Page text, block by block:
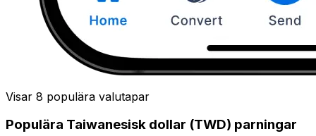
Visar 8 populära valutapar
Populära Taiwanesisk dollar (TWD) parningar